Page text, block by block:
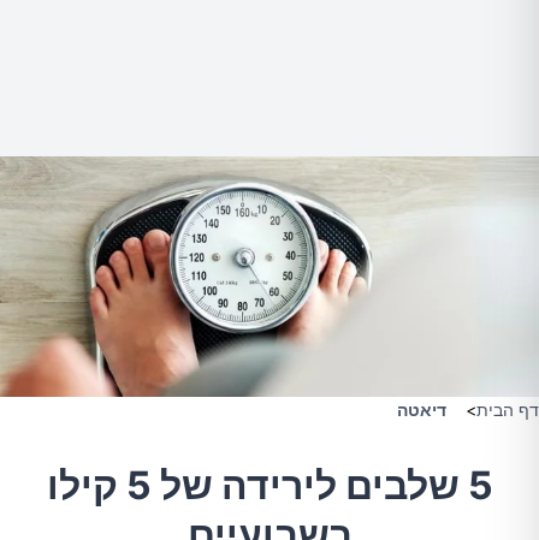
דף הבית> דיאטה
5 שלבים לירידה של 5 קילו